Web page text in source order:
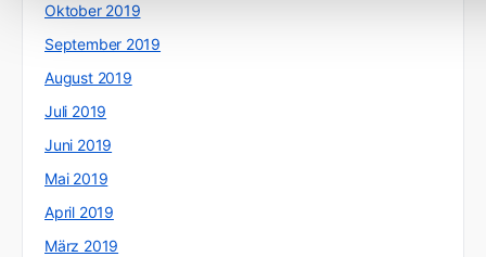
Oktober 2019
September 2019
August 2019
Juli 2019
Juni 2019
Mai 2019
April 2019
März 2019